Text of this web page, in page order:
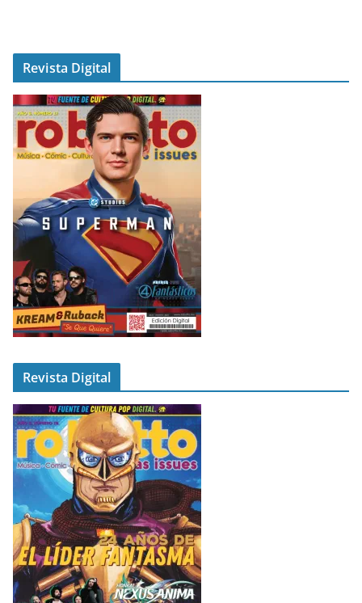
Revista Digital
Revista Digital